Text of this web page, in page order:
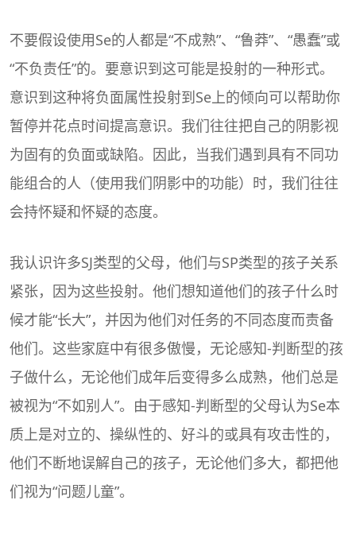
不要假设使用Se的人都是“不成熟”、“鲁莽”、“愚蠢”或
“不负责任”的。要意识到这可能是投射的一种形式。
意识到这种将负面属性投射到Se上的倾向可以帮助你
暂停并花点时间提高意识。我们往往把自己的阴影视
为固有的负面或缺陷。因此，当我们遇到具有不同功
能组合的人（使用我们阴影中的功能）时，我们往往
会持怀疑和怀疑的态度。
我认识许多SJ类型的父母，他们与SP类型的孩子关系
紧张，因为这些投射。他们想知道他们的孩子什么时
候才能“长大”，并因为他们对任务的不同态度而责备
他们。这些家庭中有很多傲慢，无论感知-判断型的孩
子做什么，无论他们成年后变得多么成熟，他们总是
被视为“不如别人”。由于感知-判断型的父母认为Se本
质上是对立的、操纵性的、好斗的或具有攻击性的，
他们不断地误解自己的孩子，无论他们多大，都把他
们视为“问题儿童”。